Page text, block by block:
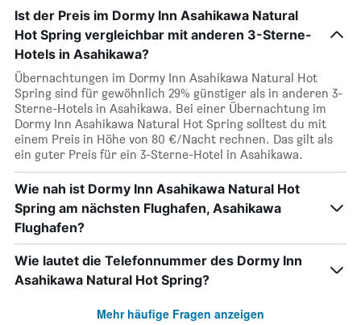
Ist der Preis im Dormy Inn Asahikawa Natural
Hot Spring vergleichbar mit anderen 3-Sterne-
Hotels in Asahikawa?
Übernachtungen im Dormy Inn Asahikawa Natural Hot
Spring sind für gewöhnlich 29% günstiger als in anderen 3-
Sterne-Hotels in Asahikawa. Bei einer Übernachtung im
Dormy Inn Asahikawa Natural Hot Spring solltest du mit
einem Preis in Höhe von 80 €/Nacht rechnen. Das gilt als
ein guter Preis für ein 3-Sterne-Hotel in Asahikawa.
Wie nah ist Dormy Inn Asahikawa Natural Hot
Spring am nächsten Flughafen, Asahikawa
Flughafen?
Wie lautet die Telefonnummer des Dormy Inn
Asahikawa Natural Hot Spring?
Mehr häufige Fragen anzeigen